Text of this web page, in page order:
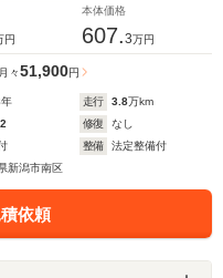
円
本体価格
607.3万円
月々51,900円
年 走行 3.8万km
修復
なし
整備
法定整備付
新潟市南区
依頼